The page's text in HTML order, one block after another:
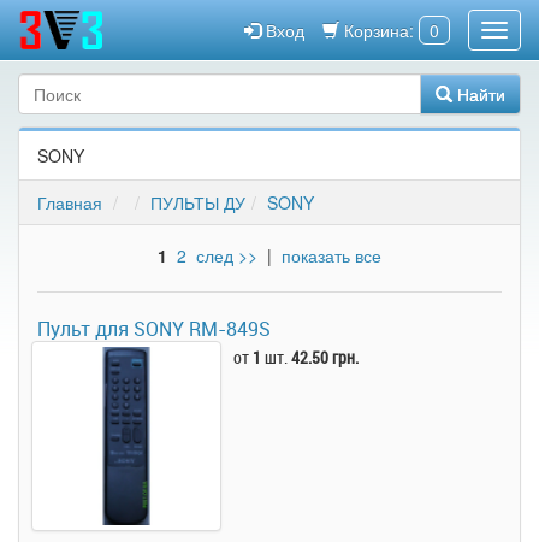
Корзина: 0
Вход
Найти
SONY
Главная
ПУЛЬТЫ ДУ SONY
1 2 след >> | показать все
Пульт для SONY RM-849S
от 1 шт.42.50 грн.